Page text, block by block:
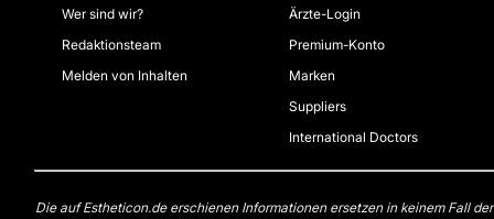
Wer sind wir?
Redaktionsteam
Melden von Inhalten
Ärzte-Login
Premium-Konto
Marken
Suppliers
International Doctors
Die auf Estheticon.de erschienen Informationen ersetzen in keinem Fall